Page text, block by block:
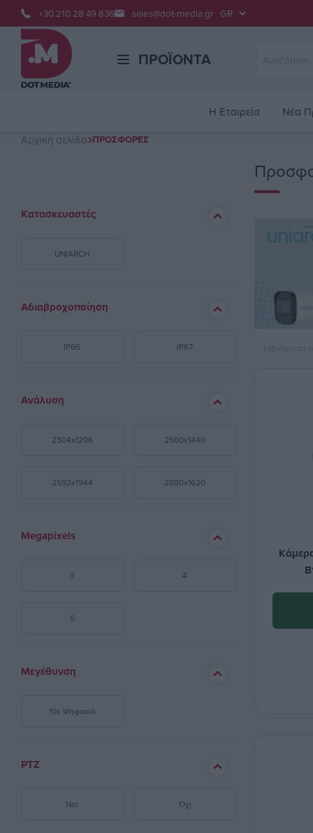
+30 210 28 49 836 sales@dot-media.gr
ΠΡΟΪΌΝΤΑ
H Εταιρεία Νέα
Αρχική σελίδα ΠΡΟΣΦΟΡΈΣ
Κατασκευαστές
UNIARCH
Αδιαβροχοποίηση
IP66 IP67
Ανάλυση
2304x1296 2560x1440
2592x1944 2880x1620
Megapixels
3 4
5
Μεγέθυνση
10x Ψηφιακό
PTZ
Ναι Όχι